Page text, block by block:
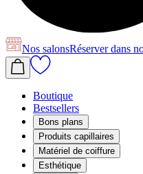
Nos salonsRéserverdans
Boutique
Bestsellers
Bons plans
Produits capillaires
Matériel de coiffure
Esthétique